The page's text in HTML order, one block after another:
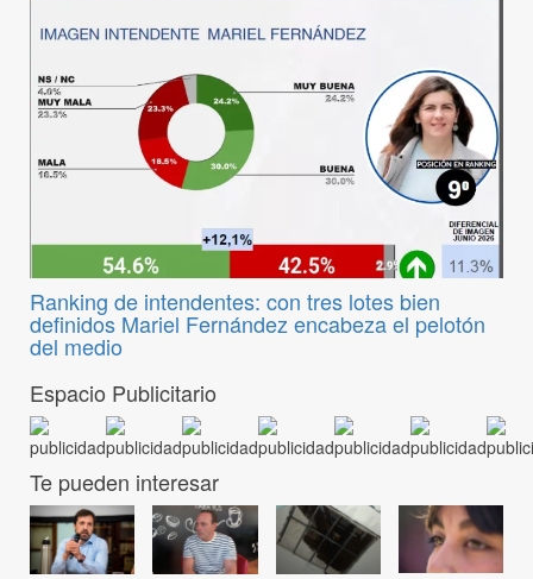
Ranking de intendentes: con tres lotes bien
definidos Mariel Fernández encabeza el pelotón
del medio
Espacio Publicitario
Te pueden interesar